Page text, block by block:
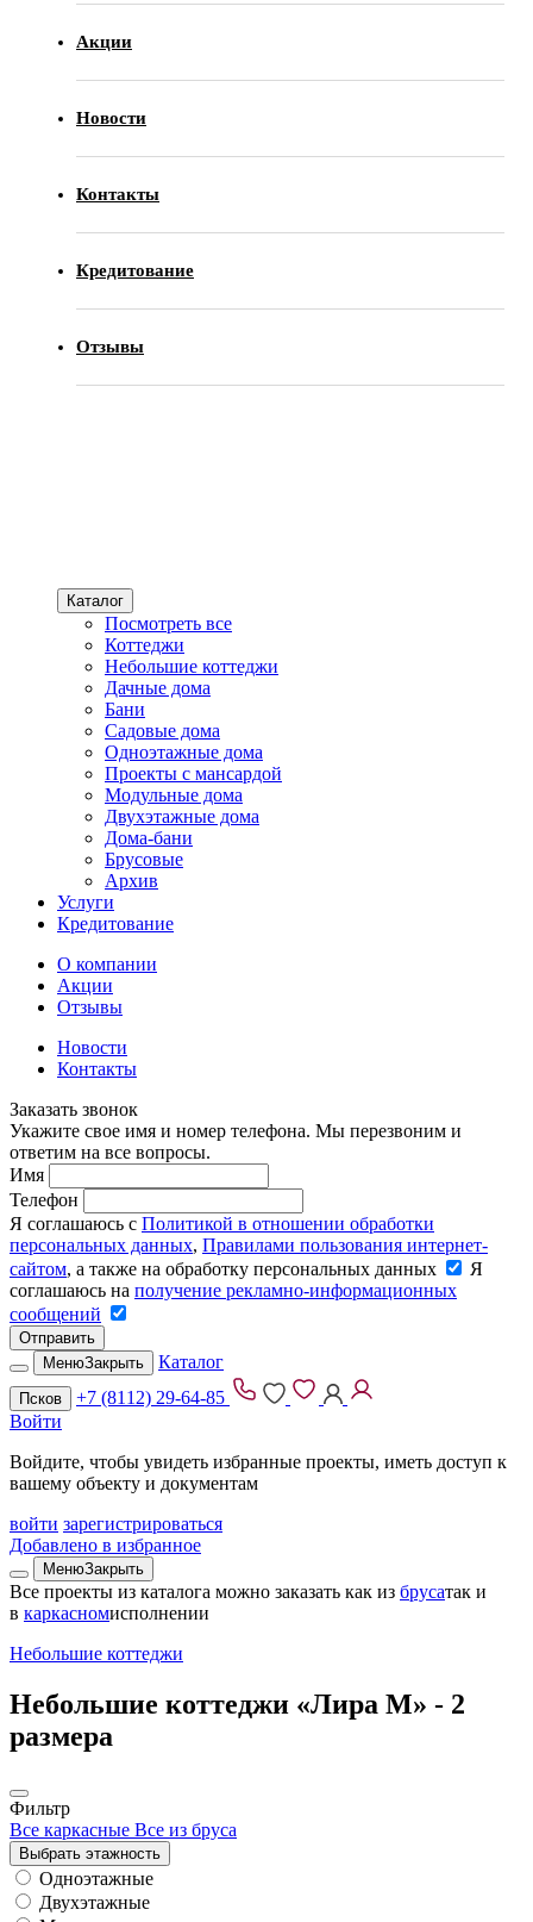
Акции
Новости
Контакты
Кредитование
Отзывы
Каталог
Посмотреть все
Коттеджи
Небольшие коттеджи
Дачные дома
Бани
Садовые дома
Одноэтажные дома
Проекты с мансардой
Модульные дома
Двухэтажные дома
Дома-бани
Брусовые
Архив
Услуги
Кредитование
О компании
Акции
Отзывы
Новости
Контакты
Заказать звонок
Укажите свое имя и номер телефона. Мы перезвоним и
ответим на все вопросы.
Имя
Телефон
Я соглашаюсь с Политикой в отношении обработки
персональных данных, Правилами пользования интернет-
сайтом, а также на обработку персональных данных
Я
соглашаюсь на получение рекламно-информационных
сообщений
Отправить
МенюЗакрыть Каталог
Псков
+7 (8112) 29-64-85
Войти
Войдите, чтобы увидеть избранные проекты, иметь доступ к
вашему объекту и документам
войти зарегистрироваться
Добавлено в избранное
МенюЗакрыть
Все проекты из каталога можно заказать как из брусатак и
в каркасномисполнении
Небольшие коттеджи
Небольшие коттеджи «Лира М» - 2
размера
Фильтр
Все каркасные Все из бруса
Выбрать этажность
Одноэтажные
Двухэтажные